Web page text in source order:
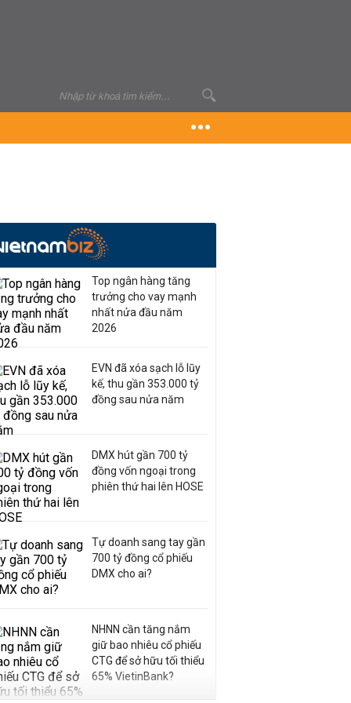
Top ngân hàng tăng
trưởng cho vay mạnh
nhất nửa đầu năm
2026
EVN đã xóa sạch lỗ lũy
kế, thu gần 353.000 tỷ
đồng sau nửa năm
DMX hút gần 700 tỷ
đồng vốn ngoại trong
phiên thứ hai lên HOSE
Tự doanh sang tay gần
700 tỷ đồng cổ phiếu
DMX cho ai?
NHNN cần tăng nắm
giữ bao nhiêu cổ phiếu
CTG để sở hữu tối thiểu
65% VietinBank?